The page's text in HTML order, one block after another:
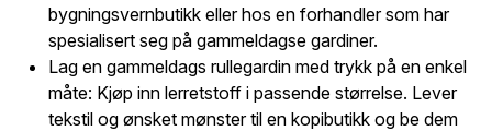
bygningsvernbutikk eller hos en forhandler som har
spesialisert seg på gammeldagse gardiner.
Lag en gammeldags rullegardin med trykk på en enkel
måte: Kjøp inn lerretstoff i passende størrelse. Lever
tekstil og ønsket mønster til en kopibutikk og be dem